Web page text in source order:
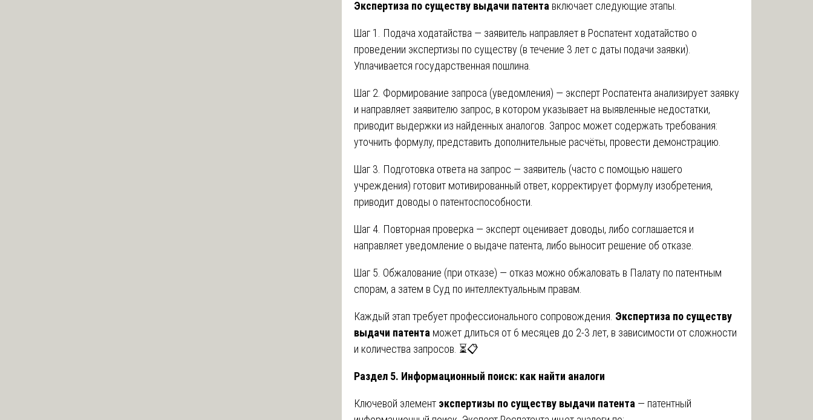
Экспертиза по существу выдачи патента включает следующие этапы.
Шаг 1. Подача ходатайства — заявитель направляет в Роспатент ходатайство о
проведении экспертизы по существу (в течение 3 лет с даты подачи заявки).
Уплачивается государственная пошлина.
Шаг 2. Формирование запроса (уведомления) — эксперт Роспатента анализирует заявку
и направляет заявителю запрос, в котором указывает на выявленные недостатки,
приводит выдержки из найденных аналогов. Запрос может содержать требования:
уточнить формулу, представить дополнительные расчёты, провести демонстрацию.
Шаг 3. Подготовка ответа на запрос — заявитель (часто с помощью нашего
учреждения) готовит мотивированный ответ, корректирует формулу изобретения,
приводит доводы о патентоспособности.
Шаг 4. Повторная проверка — эксперт оценивает доводы, либо соглашается и
направляет уведомление о выдаче патента, либо выносит решение об отказе.
Шаг 5. Обжалование (при отказе) — отказ можно обжаловать в Палату по патентным
спорам, а затем в Суд по интеллектуальным правам.
Каждый этап требует профессионального сопровождения. Экспертиза по существу
выдачи патента может длиться от 6 месяцев до 2-3 лет, в зависимости от сложности
и количества запросов. ⏳📋
Раздел 5. Информационный поиск: как найти аналоги
Ключевой элемент экспертизы по существу выдачи патента — патентный